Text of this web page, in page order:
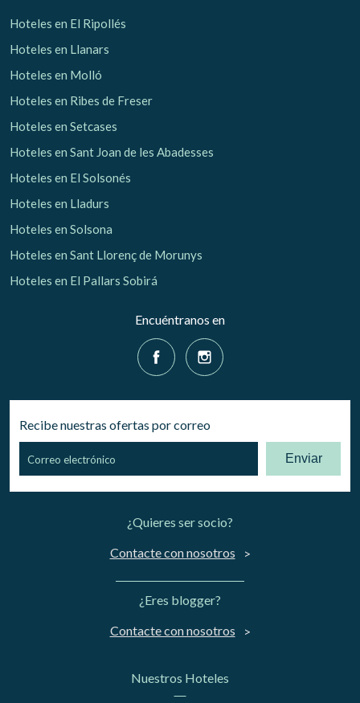
Hoteles en El Ripollés
Hoteles en Llanars
Hoteles en Molló
Hoteles en Ribes de Freser
Hoteles en Setcases
Hoteles en Sant Joan de les Abadesses
Hoteles en El Solsonés
Hoteles en Lladurs
Hoteles en Solsona
Hoteles en Sant Llorenç de Morunys
Hoteles en El Pallars Sobirá
Encuéntranos en
Recibe nuestras ofertas por correo
Enviar
¿Quieres ser socio?
Contacte con nosotros
¿Eres blogger?
Contacte con nosotros
Nuestros Hoteles